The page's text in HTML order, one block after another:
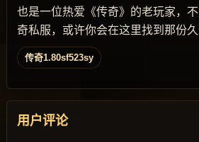
也是一位热爱《传奇》的老玩家，
奇私服，或许你会在这里找到那份久
传奇1.80sf523sy
用户评论